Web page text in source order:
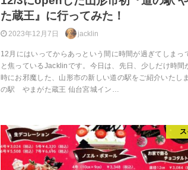
た蔵王』に行ってみた！
2023年12月7日 jacklin
12月にはいってからあっという間に時間が過ぎてしまっ
と焦っているJacklinです。今日は、先日、少しだけ時間
時にお邪魔した、山形市の新しい道の駅をご紹介いたし
の駅 やまがた蔵王 仙台宮城イン…